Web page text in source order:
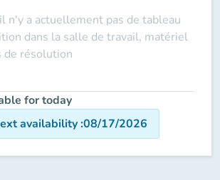
n'y a actuellement pas de tableau
dans la salle de travail, matériel
de résolution
for today
availability:08/17/2026